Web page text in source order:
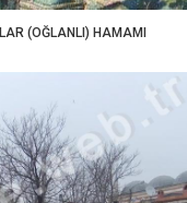
(OĞLANLI) HAMAMI